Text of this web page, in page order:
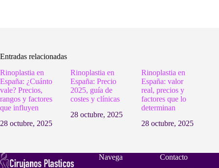
Entradas relacionadas
Rinoplastia en
España: ¿Cuánto
vale? Precios,
rangos y factores
que influyen
28 octubre, 2025
Rinoplastia en
España: Precio
2025, guía de
costes y clínicas
28 octubre, 2025
Rinoplastia en
España: valor
real, precios y
factores que lo
determinan
28 octubre, 2025
Navega
Contacto